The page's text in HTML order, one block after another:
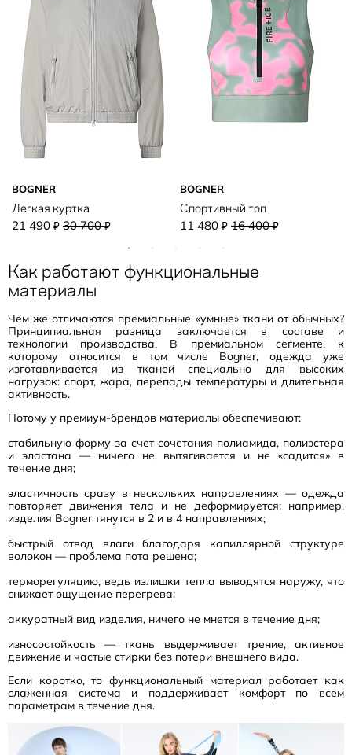
BOGNER
Легкая куртка
21 490 ₽ 30 700₽
BOGNER
Спортивный топ
11 480 ₽ 16 400₽
Как работают функциональные
материалы
Чем же отличаются премиальные «умные» ткани от обычных?
Принципиальная разница заключается в составе и
технологии производства. В премиальном сегменте, к
которому относится в том числе Bogner, одежда уже
изготавливается из тканей специально для высоких
нагрузок: спорт, жара, перепады температуры и длительная
активность.
Потому у премиум-брендов материалы обеспечивают:
стабильную форму за счет сочетания полиамида, полиэстера
и эластана — ничего не вытягивается и не «садится» в
течение дня;
эластичность сразу в нескольких направлениях — одежда
повторяет движения тела и не деформируется; например,
изделия Bogner тянутся в 2 и в 4 направлениях;
быстрый отвод влаги благодаря капиллярной структуре
волокон — проблема пота решена;
терморегуляцию, ведь излишки тепла выводятся наружу, что
снижает ощущение перегрева;
аккуратный вид изделия, ничего не мнется в течение дня;
износостойкость — ткань выдерживает трение, активное
движение и частые стирки без потери внешнего вида.
Если коротко, то функциональный материал работает как
слаженная система и поддерживает комфорт по всем
параметрам в течение дня.